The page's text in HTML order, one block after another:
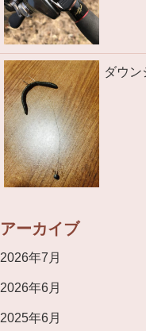
ダウ
アーカイブ
2026年7月
2026年6月
2025年6月